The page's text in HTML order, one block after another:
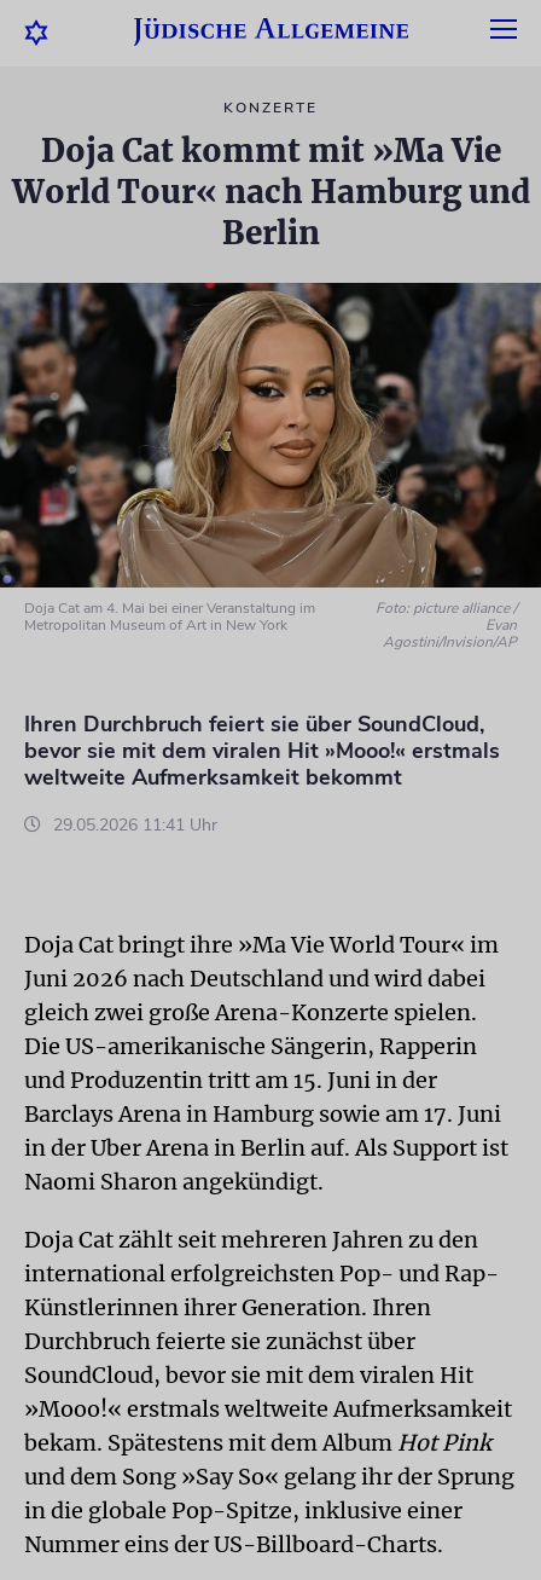
KONZERTE
Doja Cat kommt mit »Ma Vie
World Tour« nach Hamburg und
Berlin
Doja Cat am 4. Mai bei einer Veranstaltung im
Metropolitan Museum of Art in New York
Foto: picture alliance /
Evan
Agostini/Invision/AP
Ihren Durchbruch feiert sie über SoundCloud,
bevor sie mit dem viralen Hit »Mooo!« erstmals
weltweite Aufmerksamkeit bekommt
29.05.2026 11:41 Uhr
Doja Cat bringt ihre »Ma Vie World Tour« im
Juni 2026 nach Deutschland und wird dabei
gleich zwei große Arena-Konzerte spielen.
Die US-amerikanische Sängerin, Rapperin
und Produzentin tritt am 15. Juni in der
Barclays Arena in Hamburg sowie am 17. Juni
in der Uber Arena in Berlin auf. Als Support ist
Naomi Sharon angekündigt.
Doja Cat zählt seit mehreren Jahren zu den
international erfolgreichsten Pop- und Rap-
Künstlerinnen ihrer Generation. Ihren
Durchbruch feierte sie zunächst über
SoundCloud, bevor sie mit dem viralen Hit
»Mooo!« erstmals weltweite Aufmerksamkeit
bekam. Spätestens mit dem Album Hot Pink
und dem Song »Say So« gelang ihr der Sprung
in die globale Pop-Spitze, inklusive einer
Nummer eins der US-Billboard-Charts.